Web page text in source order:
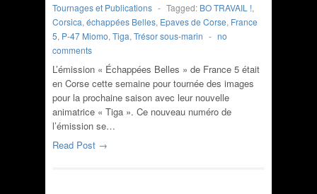
Tournages et Publications - Tagged: BO TRAVAIL !,
Corsica, échappées Belles, Epaves de Corse, France
5, P-47 Miomo, Tiga, Trésor sous-marin - no
comments
L’émission « Échappées Belles » de France 5 était
en Corse cette semaine pour tournée des images
pour la prochaine saison avec leur nouvelle
animatrice « Tiga ». Ce nouveau numéro de
l’émission se…
Read Post →